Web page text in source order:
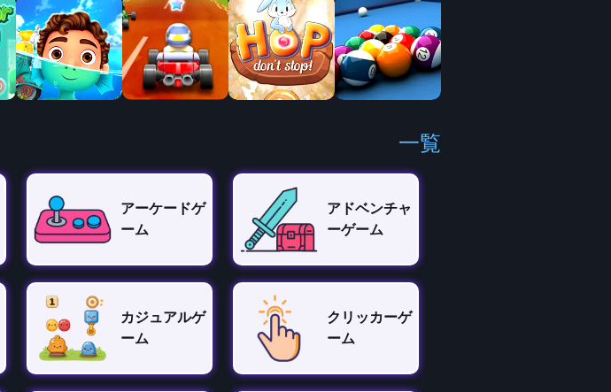
一覧
アーケードゲ
ーム
アドベンチャ
ーゲーム
カジュアルゲ
ーム
クリッカーゲ
ーム